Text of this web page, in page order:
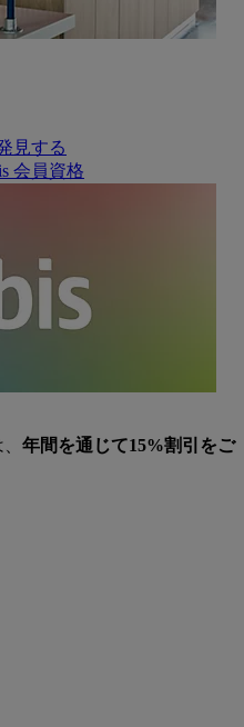
見する
会員資格
年間を通じて15%割引をご